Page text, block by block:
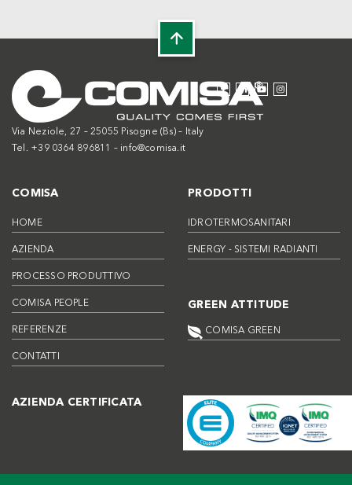
Via Neziole, 27 – 25055 Pisogne (Bs) – Italy
Tel. +39 0364 896811 – info@comisa.it
COMISA
HOME
AZIENDA
PROCESSO PRODUTTIVO
COMISA PEOPLE
REFERENZE
CONTATTI
PRODOTTI
IDROTERMOSANITARI
ENERGY - SISTEMI RADIANTI
GREEN ATTITUDE
COMISA GREEN
AZIENDA CERTIFICATA